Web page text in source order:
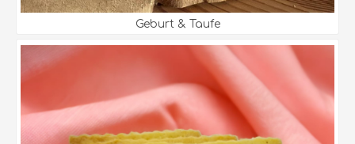
Geburt & Taufe